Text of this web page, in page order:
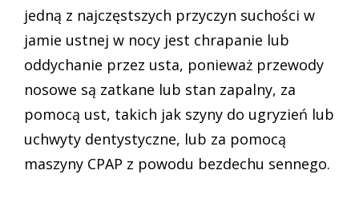
jedną z najczęstszych przyczyn suchości w
jamie ustnej w nocy jest chrapanie lub
oddychanie przez usta, ponieważ przewody
nosowe są zatkane lub stan zapalny, za
pomocą ust, takich jak szyny do ugryzień lub
uchwyty dentystyczne, lub za pomocą
maszyny CPAP z powodu bezdechu sennego.